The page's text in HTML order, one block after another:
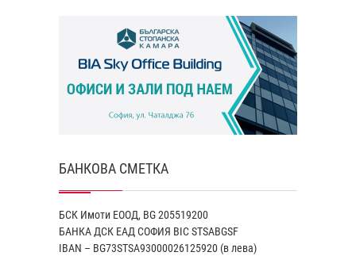
БАНКОВА СМЕТКА
БСК Имоти ЕООД, BG 205519200
БАНКА ДСК EАД СОФИЯ BIC STSABGSF
IBAN – BG73STSA93000026125920 (в лева)